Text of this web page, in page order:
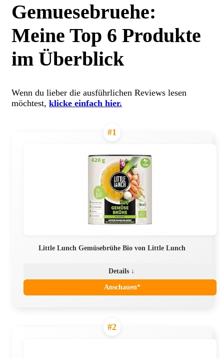
Gemuesebruehe:
Meine Top 6 Produkte
im Überblick
Wenn du lieber die ausführlichen Reviews lesen
möchtest, klicke einfach hier.
#1
Little Lunch Gemüsebrühe Bio von Little Lunch
Details ↓
Anschauen*
#2